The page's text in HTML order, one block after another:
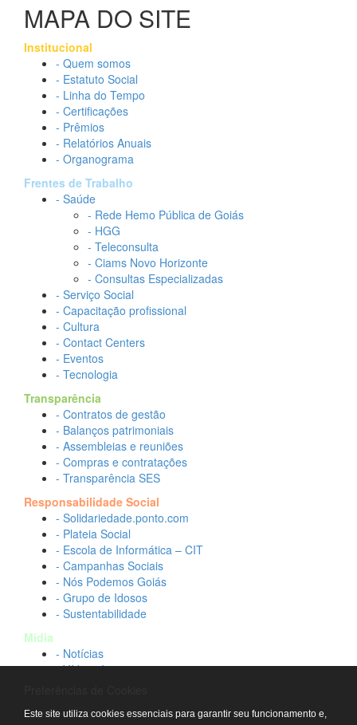
MAPA DO SITE
Institucional
- Quem somos
- Estatuto Social
- Linha do Tempo
- Certificações
- Prêmios
- Relatórios Anuais
- Organograma
Frentes de Trabalho
- Saúde
- Rede Hemo Pública de Goiás
- HGG
- Teleconsulta
- Ciams Novo Horizonte
- Consultas Especializadas
- Serviço Social
- Capacitação profissional
- Cultura
- Contact Centers
- Eventos
- Tecnologia
Transparência
- Contratos de gestão
- Balanços patrimoniais
- Assembleias e reuniões
- Compras e contratações
- Transparência SES
Responsabilidade Social
- Solidariedade.ponto.com
- Plateia Social
- Escola de Informática – CIT
- Campanhas Sociais
- Nós Podemos Goiás
- Grupo de Idosos
- Sustentabilidade
Mídia
- Notícias
- Vídeos Institucionais
Contato
Este site utiliza cookies essenciais para garantir seu funcionamento e,